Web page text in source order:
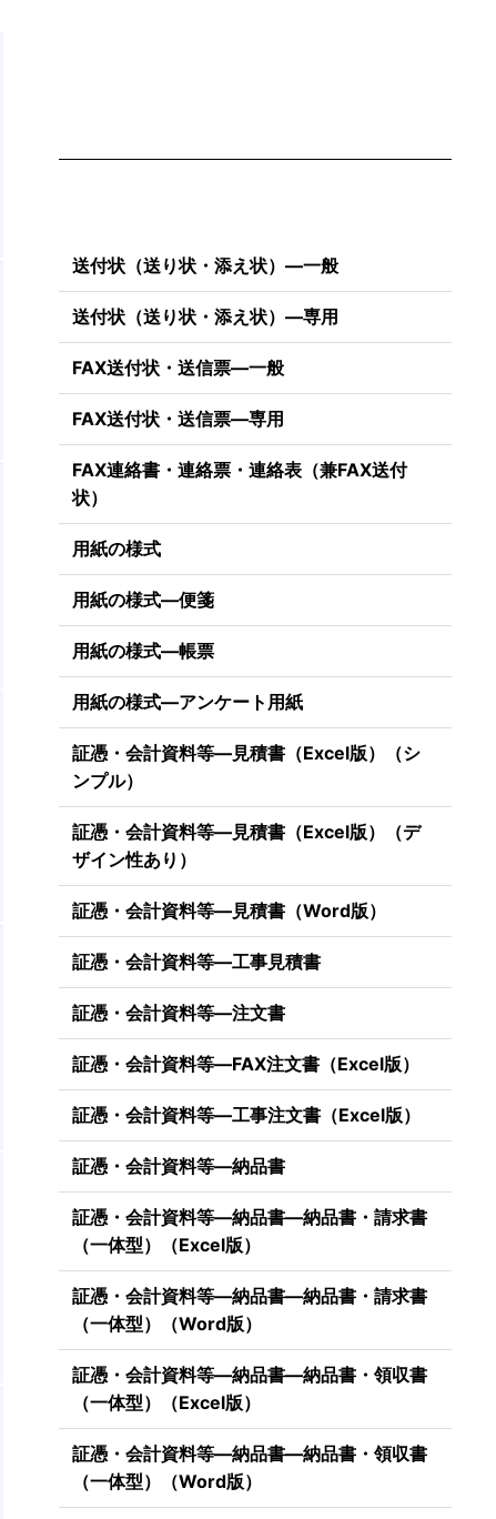
送付状（送り状・添え状）―一般
送付状（送り状・添え状）―専用
FAX送付状・送信票―一般
FAX送付状・送信票―専用
FAX連絡書・連絡票・連絡表（兼FAX送付
状）
用紙の様式
用紙の様式―便箋
用紙の様式―帳票
用紙の様式―アンケート用紙
証憑・会計資料等―見積書（Excel版）（シ
ンプル）
証憑・会計資料等―見積書（Excel版）（デ
ザイン性あり）
証憑・会計資料等―見積書（Word版）
証憑・会計資料等―工事見積書
証憑・会計資料等―注文書
証憑・会計資料等―FAX注文書（Excel版）
証憑・会計資料等―工事注文書（Excel版）
証憑・会計資料等―納品書
証憑・会計資料等―納品書―納品書・請求書
（一体型）（Excel版）
証憑・会計資料等―納品書―納品書・請求書
（一体型）（Word版）
証憑・会計資料等―納品書―納品書・領収書
（一体型）（Excel版）
証憑・会計資料等―納品書―納品書・領収書
（一体型）（Word版）